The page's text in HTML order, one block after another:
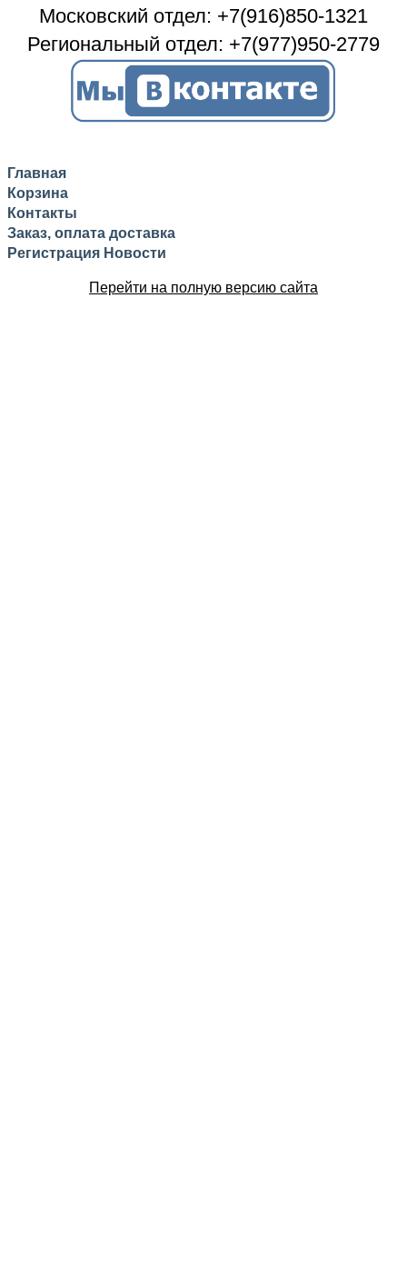
Московский отдел: +7(916)850-1321
Региональный отдел: +7(977)950-2779
Главная
Корзина
Контакты
Заказ, оплата доставка
Регистрация Новости
Перейти на полную версию сайта